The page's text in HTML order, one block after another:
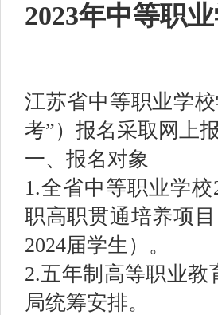
2023年中等职
江苏省中等职业学
考”）报名采取网上
一、报名对象
1.全省中等职业学
职高职贯通培养项
2024届学生）。
2.五年制高等职业
局统筹安排。